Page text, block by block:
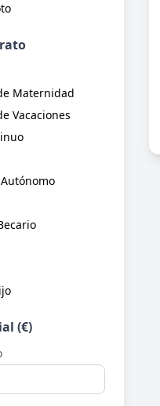
Maternidad
Vacaciones
(€)